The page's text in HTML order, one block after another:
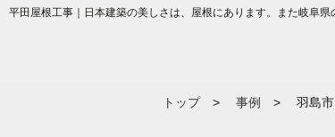
平田屋根工事｜日本建築の美しさは、屋根にあります。また岐阜
トップ 事例 羽島